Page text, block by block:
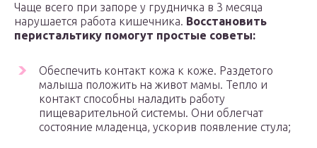
Чаще всего при запоре у грудничка в 3 месяца
нарушается работа кишечника. Восстановить
перистальтику помогут простые советы:
Обеспечить контакт кожа к коже. Раздетого
малыша положить на живот мамы. Тепло и
контакт способны наладить работу
пищеварительной системы. Они облегчат
состояние младенца, ускорив появление стула;